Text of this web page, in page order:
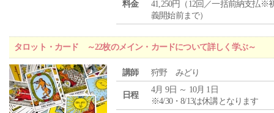
料金
41,250円（12回／一括前納支払※
義開始前まで）
タロット・カード ～22枚のメイン・カードについて詳しく学ぶ～
講師 狩野 みどり
日程
4月 9日 ～ 10月 1日
※4/30・8/13は休講となります